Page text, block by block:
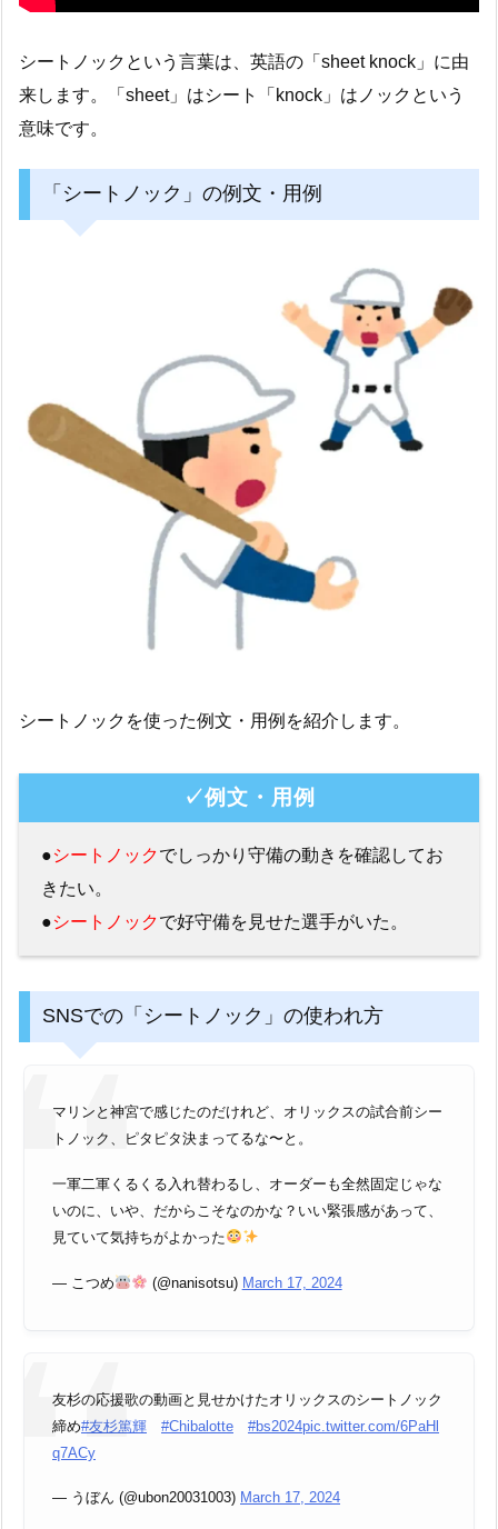
シートノックという言葉は、英語の「sheet knock」に由
来します。「sheet」はシート「knock」はノックという
意味です。
「シートノック」の例文・用例
シートノックを使った例文・用例を紹介します。
✓例文・用例
●シートノックでしっかり守備の動きを確認してお
きたい。
●シートノックで好守備を見せた選手がいた。
SNSでの「シートノック」の使われ方
マリンと神宮で感じたのだけれど、オリックスの試合前シー
トノック、ピタピタ決まってるな〜と。
一軍二軍くるくる入れ替わるし、オーダーも全然固定じゃな
いのに、いや、だからこそなのかな？いい緊張感があって、
見ていて気持ちがよかった
— こつめ (@nanisotsu) March 17, 2024
友杉の応援歌の動画と見せかけたオリックスのシートノック
締め#友杉篤輝 #Chibalotte #bs2024pic.twitter.com/6PaHl
q7ACy
— うぼん (@ubon20031003) March 17, 2024